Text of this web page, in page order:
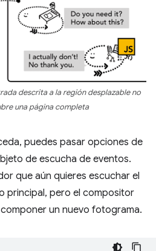
descrita a la región desplazable no
una página completa
puedes pasar opciones de
de escucha de eventos.
que aún quieres escuchar el
principal, pero el compositor
un nuevo fotograma.